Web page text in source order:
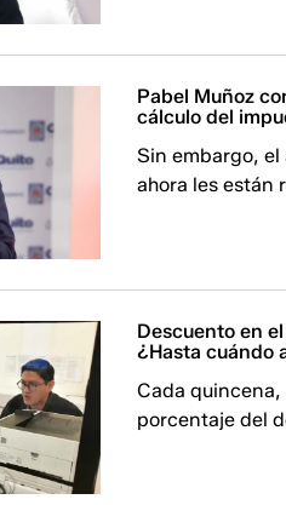
Pabel Muñoz
cálculo del
Sin embargo, el
ahora les están
Descuento en
¿Hasta cuándo
Cada
porcentaje del